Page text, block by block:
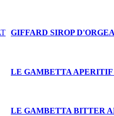
GIFFARD SIROP
LE GAMBETTA APERITIF
LE GAMBETTA BITTER